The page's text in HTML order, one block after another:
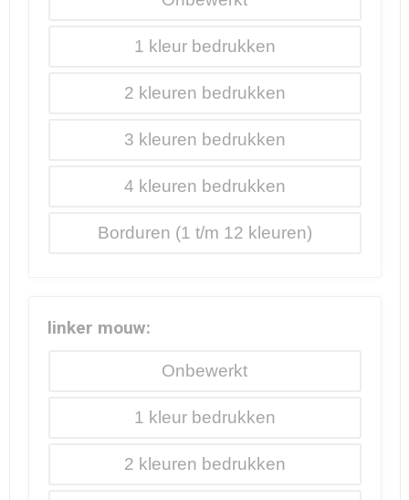
1
2
3
4
Borduren
linker mouw:
Onbewerkt
1
2